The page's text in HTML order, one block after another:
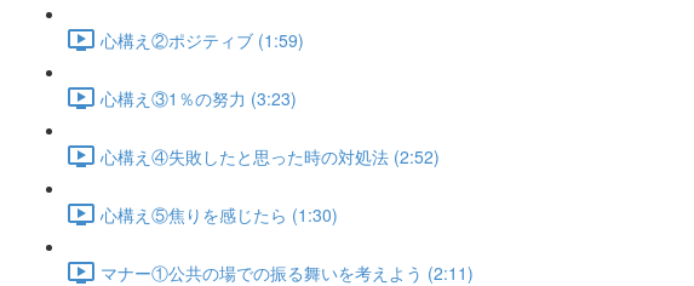
心構え②ポジティブ (1:59)
心構え③1％の努力 (3:23)
心構え④失敗したと思った時の対処法 (2:52)
心構え⑤焦りを感じたら (1:30)
マナー①公共の場での振る舞いを考えよう (2:11)